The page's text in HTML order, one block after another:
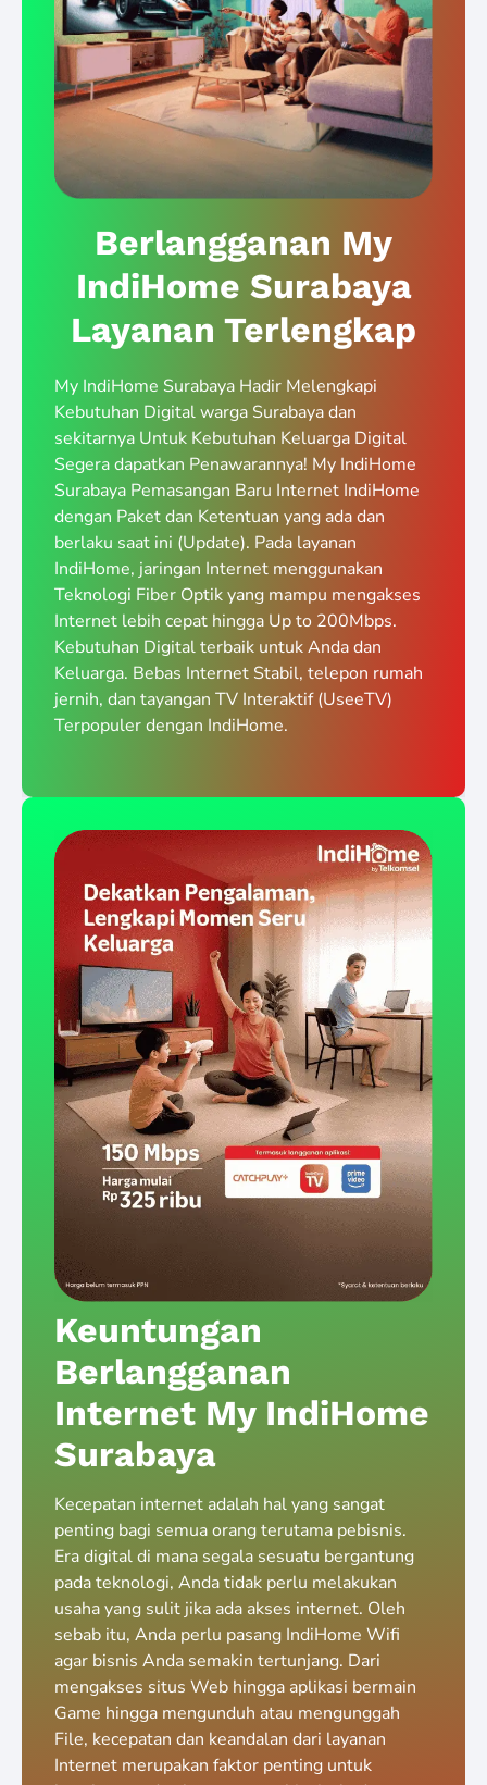
Berlangganan My
IndiHome Surabaya
Layanan Terlengkap
My IndiHome Surabaya Hadir Melengkapi
Kebutuhan Digital warga Surabaya dan
sekitarnya Untuk Kebutuhan Keluarga Digital
Segera dapatkan Penawarannya! My IndiHome
Surabaya Pemasangan Baru Internet IndiHome
dengan Paket dan Ketentuan yang ada dan
berlaku saat ini (Update). Pada layanan
IndiHome, jaringan Internet menggunakan
Teknologi Fiber Optik yang mampu mengakses
Internet lebih cepat hingga Up to 200Mbps.
Kebutuhan Digital terbaik untuk Anda dan
Keluarga. Bebas Internet Stabil, telepon rumah
jernih, dan tayangan TV Interaktif (UseeTV)
Terpopuler dengan IndiHome.
Keuntungan
Berlangganan
Internet My IndiHome
Surabaya
Kecepatan internet adalah hal yang sangat
penting bagi semua orang terutama pebisnis.
Era digital di mana segala sesuatu bergantung
pada teknologi, Anda tidak perlu melakukan
usaha yang sulit jika ada akses internet. Oleh
sebab itu, Anda perlu pasang IndiHome Wifi
agar bisnis Anda semakin tertunjang. Dari
mengakses situs Web hingga aplikasi bermain
Game hingga mengunduh atau mengunggah
File, kecepatan dan keandalan dari layanan
Internet merupakan faktor penting untuk